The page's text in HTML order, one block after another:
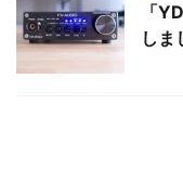
「
しま